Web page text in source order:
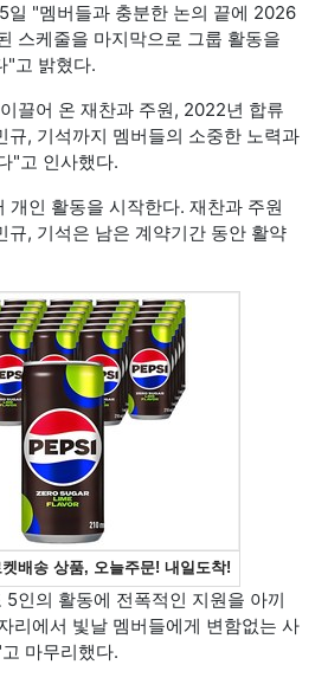
일 "멤버들과 충분한 논의 끝에 2026
스케줄을 마지막으로 그룹 활동을
"고 밝혔다.
끌어 온 재찬과 주원, 2022년 합류
규, 기석까지 멤버들의 소중한 노력과
"고 인사했다.
개인 활동을 시작한다. 재찬과 주원
규, 기석은 남은 계약기간 동안 활약
인의 활동에 전폭적인 지원을 아끼
리에서 빛날 멤버들에게 변함없는 사
마무리했다.